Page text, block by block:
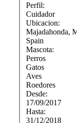
Perfil:
Cuidador
Ubicacion:
Majadahonda,
Spain
Mascota:
Perros
Gatos
Aves
Roedores
Desde:
17/09/2017
Hasta:
31/12/2018